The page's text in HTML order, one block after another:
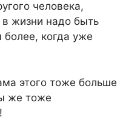
человека,
жизни надо быть
когда уже
этого тоже больше
же тоже